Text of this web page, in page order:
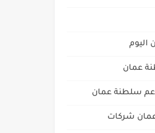
عمان
سلطنة عمان
شركات